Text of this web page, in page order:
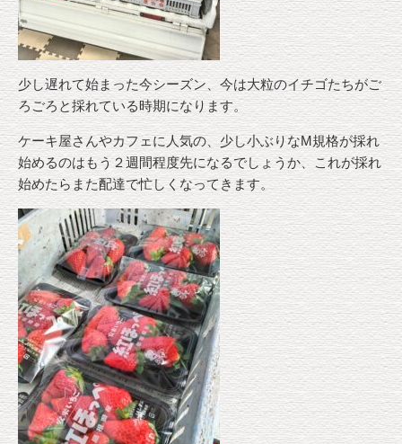
少し遅れて始まった今シーズン、今は大粒のイチゴたちがご
ろごろと採れている時期になります。
ケーキ屋さんやカフェに人気の、少し小ぶりなM規格が採れ
始めるのはもう２週間程度先になるでしょうか、これが採れ
始めたらまた配達で忙しくなってきます。